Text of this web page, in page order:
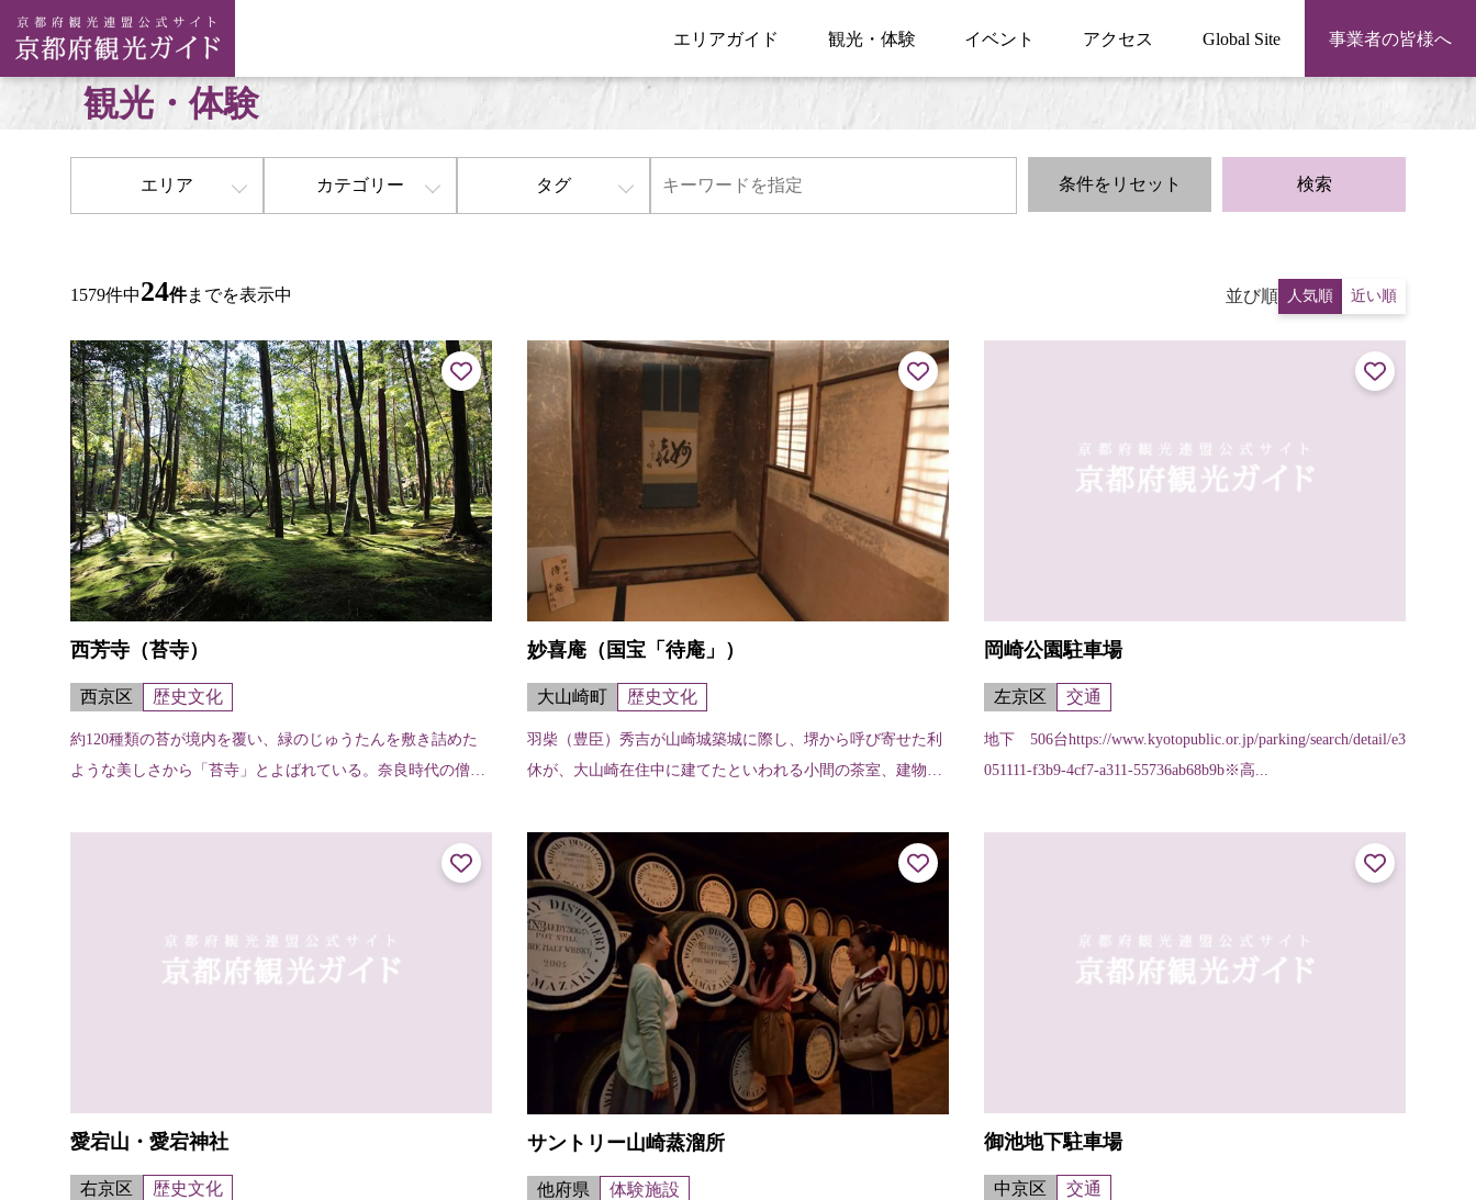
エリアガイド 観光・体験 イベント アクセス Global Site 事業者の皆様へ
観光・体験
エリア カテゴリー タグ 条件をリセット 検索
1579件中24件までを表示中 並び順 人気順 近い順
西芳寺（苔寺）
西京区 歴史文化
約120種類の苔が境内を覆い、緑のじゅうたんを敷き詰めた
ような美しさから「苔寺」とよばれている。奈良時代の僧行
暦応2年（1339）に夢窓...
妙喜庵（国宝「待庵」）
大山崎町 歴史文化
羽柴（豊臣）秀吉が山崎城築城に際し、堺から呼び寄せた利
休が、大山崎在住中に建てたといわれる小間の茶室、建物の
で、茶室では例のない地下窓をあけて...
岡崎公園駐車場
左京区 交通
地下 506台https://www.kyotopublic.or.jp/parking/search/detail/e3
051111-f3b9-4cf7-a311-55736ab68b9b※高...
愛宕山・愛宕神社
右京区 歴史文化
サントリー山崎蒸溜所
他府県 体験施設
御池地下駐車場
中京区 交通